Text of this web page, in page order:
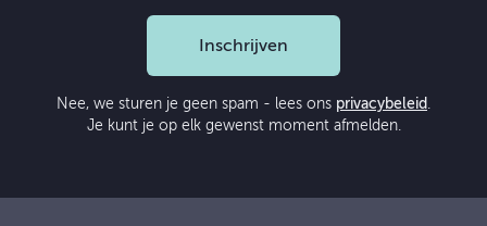
Inschrijven
Nee, we sturen je geen spam - lees ons privacybeleid .
Je kunt je op elk gewenst moment afmelden.